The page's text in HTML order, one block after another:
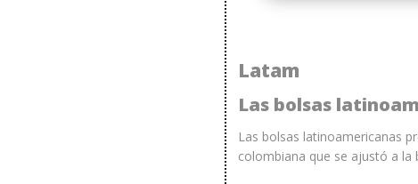
Latam
Las bolsas
Las bolsas latinoamericanas
colombiana que se ajustó a la